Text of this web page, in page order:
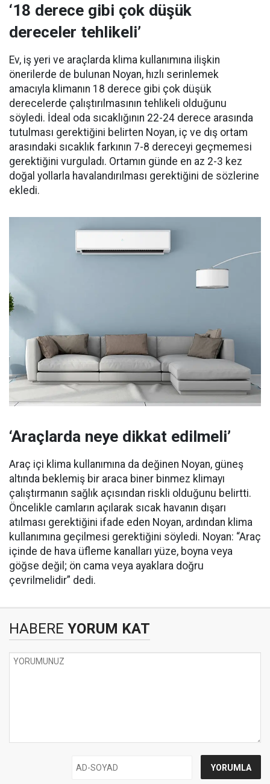
‘18 derece gibi çok düşük
dereceler tehlikeli’
Ev, iş yeri ve araçlarda klima kullanımına ilişkin
önerilerde de bulunan Noyan, hızlı serinlemek
amacıyla klimanın 18 derece gibi çok düşük
derecelerde çalıştırılmasının tehlikeli olduğunu
söyledi. İdeal oda sıcaklığının 22-24 derece arasında
tutulması gerektiğini belirten Noyan, iç ve dış ortam
arasındaki sıcaklık farkının 7-8 dereceyi geçmemesi
gerektiğini vurguladı. Ortamın günde en az 2-3 kez
doğal yollarla havalandırılması gerektiğini de sözlerine
ekledi.
‘Araçlarda neye dikkat edilmeli’
Araç içi klima kullanımına da değinen Noyan, güneş
altında beklemiş bir araca biner binmez klimayı
çalıştırmanın sağlık açısından riskli olduğunu belirtti.
Öncelikle camların açılarak sıcak havanın dışarı
atılması gerektiğini ifade eden Noyan, ardından klima
kullanımına geçilmesi gerektiğini söyledi. Noyan: “Araç
içinde de hava üfleme kanalları yüze, boyna veya
göğse değil; ön cama veya ayaklara doğru
çevrilmelidir” dedi.
HABERE YORUM KAT